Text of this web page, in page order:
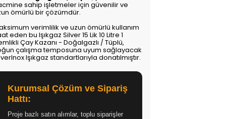
sahip işletmeler için güvenilir ve
ömürlü bir çözümdür.
verimlilik ve uzun ömürlü kullanım
eden bu Işıkgaz Silver 15 Lik 10 Litre 1
Çay Kazanı - Doğalgazlı / Tüplü,
çalışma temposuna uyum sağlayacak
Işıkgaz standartlarıyla donatılmıştır.
Kurumsal Çözüm ve Sipariş
Hattı:
Proje bazlı satın alımlar, toplu siparişler